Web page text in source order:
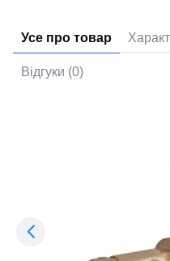
Усе про товар
Відгуки (0)